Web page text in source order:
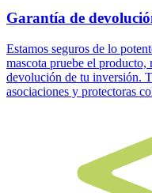
Garantía de
Estamos seguros de lo
mascota pruebe el
devolución de tu inversión.
asociaciones y protectoras